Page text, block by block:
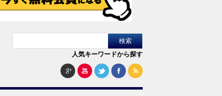
人気キーワードから探す